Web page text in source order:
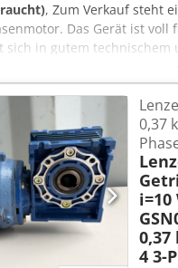
, Zum Verkauf steht
Das Gerät ist
sich in gutem
die durch den
Daten: Hersteller:
Stern) Motor: 3-
77 U/min Nennstrom:
Aozm R Ayjntjck Gewicht:
0,37
i=10
0,37
4 3-